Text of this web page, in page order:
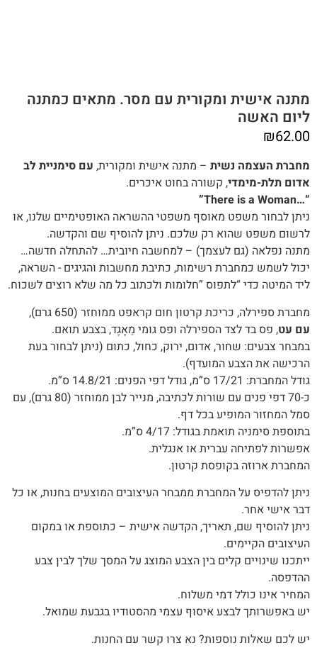
מתנה אישית ומקורית עם מסר. מתאים כמתנה
ליום האשה
₪62.00
מחברת העצמה נשית– מתנה אישית ומקורית,עם סימניית לב
אדום תלת-מימדי, קשורה בחוט איכרים.
“…There is a Woman”
‬לרשום‭ ‬משפט‭ ‬שהוא‭ ‬רק‭ ‬שלכם‭.‬ ניתן להוסיף שם והקדשה.
מתנה‭ ‬נפלאה (‬גם‭ ‬לעצמך) – ‬למחשבה‭ ‬חיובית… ‬להתחלה‭ ‬חדשה‭…‬
יכול‭ ‬לשמש‭ ‬כמחברת‭ ‬רשימות, ‬כתיבת‭ ‬מחשבות‭ ‬והגיגים ‭ -‬השראה,
‬ליד‭ ‬המיטה‭ ‬כדי “‬לתפוס‭” ‬חלומות‭ ‬ולכתוב‭ ‬כל‭ ‬מה‭ ‬שלא‭ ‬רוצים‭ ‬לשכוח‭.‬
מחברת ספירלה, כריכת קרטון חום קראפט ממוחזר (650 גרם),
עם עט, פס בד לצד הספירלה ופס גומי מֵאָגֶד, בצבע תואם.
במבחר צבעים: שחור, אדום, ירוק, כחול, כתום (ניתן לבחור בעת
הרכישה את הצבע המועדף).
גודל המחברת: 17/21 ס”מ, גודל דפי הפנים: 14.8/21 ס”מ.
כ-70 דפי פנים עם שורות לכתיבה, מנייר לבן ממוחזר (80 גרם), עם
סמל המחזור המופיע בכל דף.
בתוספת סימניה תואמת בגודל: 4/17 ס”מ.
אפשרות לפתיחה עברית או אנגלית.
המחברת ארוזה בקופסת קרטון.
‬דבר‭ ‬אישי‭ ‬אחר‭.‬
ניתן‭ ‬להוסיף‭ ‬שם‭,‬ תאריך, ‬הקדשה‭ ‬אישית – כתוספת או במקום
העיצובים הקיימים.
‬ההדפסה‭.‬
המחיר‭ ‬אינו‭ ‬כולל‭ ‬דמי‭ ‬משלוח‭.‬
יש‭ ‬באפשרותך‭ ‬לבצע‭ ‬איסוף‭ ‬עצמי‭ ‬מהסטודיו‭ ‬בגבעת‭ ‬שמואל‭.‬
יש לכם שאלות נוספות? נא צרו קשר עם החנות.